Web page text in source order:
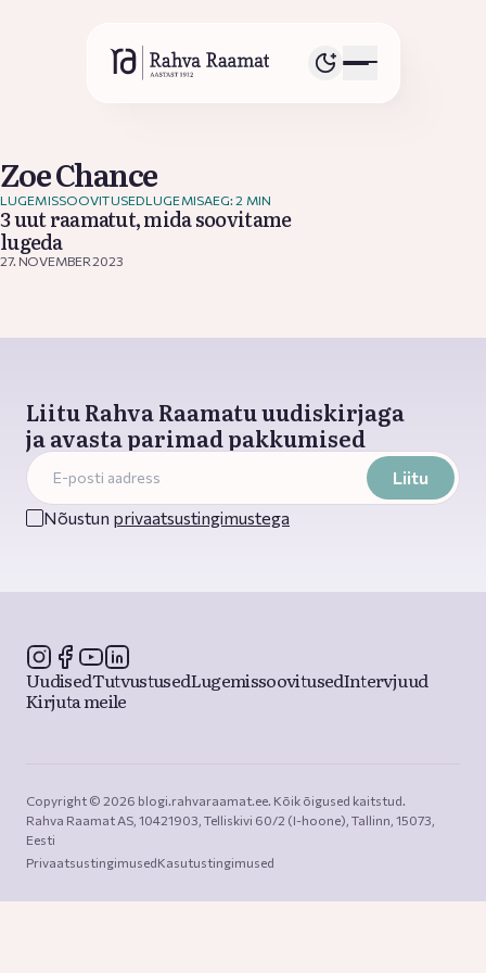
Zoe Chance
LUGEMISSOOVITUSEDLUGEMISAEG: 2 MIN
3 uut raamatut, mida soovitame
lugeda
27. NOVEMBER 2023
Liitu Rahva Raamatu uudiskirjaga
ja avasta parimad pakkumised
Liitu
Nõustun privaatsustingimustega
UudisedTutvustusedLugemissoovitusedIntervjuud
Kirjuta meile
Copyright © 2026 blogi.rahvaraamat.ee. Kõik õigused kaitstud.
Rahva Raamat AS, 10421903, Telliskivi 60/2 (I-hoone), Tallinn, 15073,
Eesti
PrivaatsustingimusedKasutustingimused